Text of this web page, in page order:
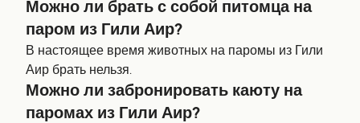
Можно ли брать с собой питомца на
паром из Гили Аир?
В настоящее время животных на паромы из Гили
Аир брать нельзя.
Можно ли забронировать каюту на
паромах из Гили Аир?